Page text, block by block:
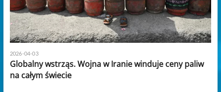
2026-04-03
Globalny wstrząs. Wojna w Iranie winduje ceny paliw
na całym świecie